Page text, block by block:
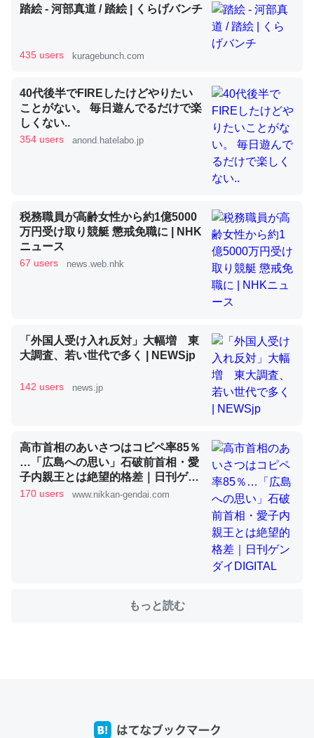
くらい。小説でいう「ずっと前の伏線」は回収されないけ
ど、短期記憶というには多い分量。進化すればするほど分
かりやすく強くなりそう
昆虫ってカルシウム少ないのか。知らんかった。調べたら
コオロギのカルシウム分はエビの600分の1程度。
論文では「淡水はカルシウムも酸素も不足してて両方に不
いる鋏角類（カブトガニ・ウミグモ）はカルシウムを使わ
ずキチンを強化してる筈だが、酵素が違うのか？
─ニュース :: 【研究発表】昆虫学の大問題＝「昆虫はなぜ海にいな
これを元に考えるとカルシウムを大量に使う脊椎動物と貝
類は苦労してるんだな…。腹足類だと殻を無くしてナメク
─ニュース :: 【研究発表】昆虫学の大問題＝「昆虫はなぜ海にいな
踏絵 - 河部真道 / 踏絵 | くらげバンチ
435 users kuragebunch.com
40代後半でFIREしたけどやりたい
ことがない。 毎日遊んでるだけで楽
しくない..
354 users anond.hatelabo.jp
税務職員が高齢女性から約1億5000
万円受け取り競艇 懲戒免職に | NHK
ニュース
67 users news.web.nhk
「外国人受け入れ反対」大幅増 東
大調査、若い世代で多く | NEWSjp
142 users news.jp
高市首相のあいさつはコピペ率85％
…「広島への思い」石破前首相・愛
子内親王とは絶望的格差｜日刊ゲン
ダイDIGITAL
170 users www.nikkan-gendai.com
もっと読む